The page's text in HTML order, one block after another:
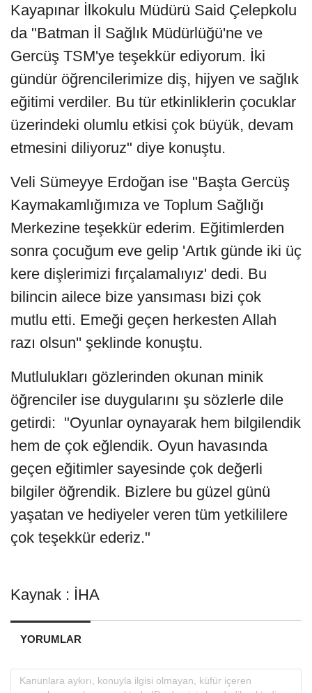
Kayapınar İlkokulu Müdürü Said Çelepkolu
da "Batman İl Sağlık Müdürlüğü'ne ve
Gercüş TSM'ye teşekkür ediyorum. İki
gündür öğrencilerimize diş, hijyen ve sağlık
eğitimi verdiler. Bu tür etkinliklerin çocuklar
üzerindeki olumlu etkisi çok büyük, devam
etmesini diliyoruz" diye konuştu.
Veli Sümeyye Erdoğan ise "Başta Gercüş
Kaymakamlığımıza ve Toplum Sağlığı
Merkezine teşekkür ederim. Eğitimlerden
sonra çocuğum eve gelip 'Artık günde iki üç
kere dişlerimizi fırçalamalıyız' dedi. Bu
bilincin ailece bize yansıması bizi çok
mutlu etti. Emeği geçen herkesten Allah
razı olsun'' şeklinde konuştu.
Mutlulukları gözlerinden okunan minik
öğrenciler ise duygularını şu sözlerle dile
getirdi: "Oyunlar oynayarak hem bilgilendik
hem de çok eğlendik. Oyun havasında
geçen eğitimler sayesinde çok değerli
bilgiler öğrendik. Bizlere bu güzel günü
yaşatan ve hediyeler veren tüm yetkililere
çok teşekkür ederiz."
Kaynak : İHA
YORUMLAR